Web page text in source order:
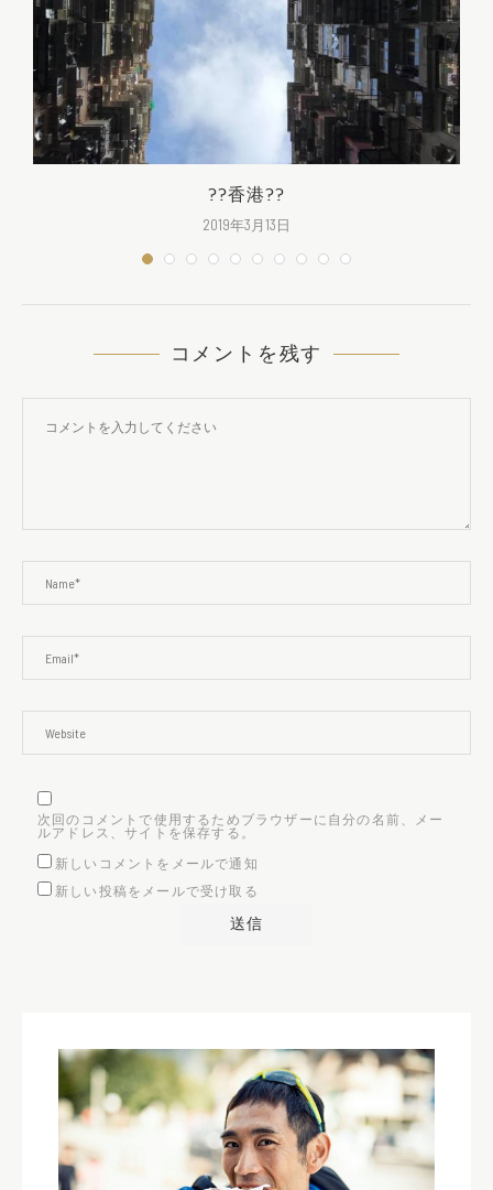
??香港??
2019年3月13日
コメントを残す
次回のコメントで使用するためブラウザーに自分の名前、メー
ルアドレス、サイトを保存する。
新しいコメントをメールで通知
新しい投稿をメールで受け取る